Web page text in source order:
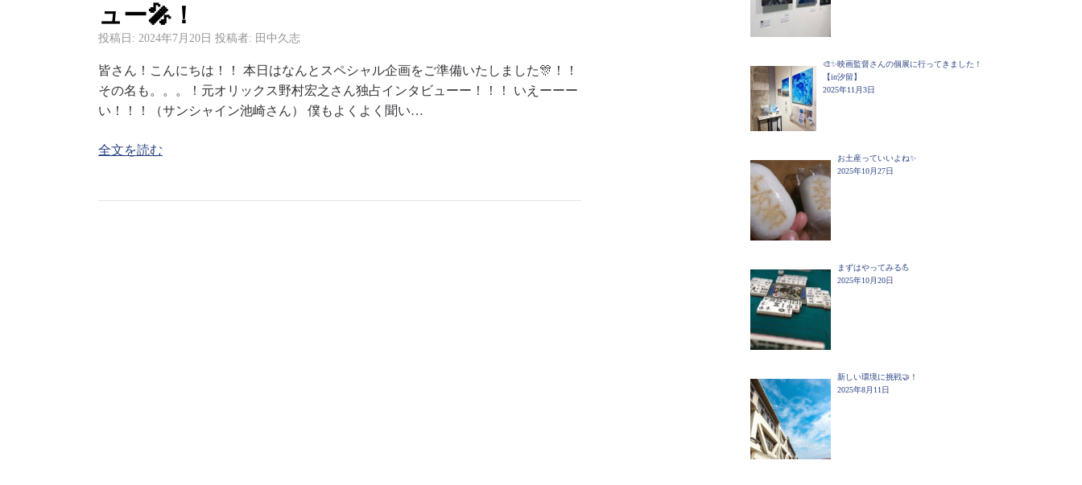
ュー🎤！
投稿日: 2024年7月20日 投稿者: 田中久志
皆さん！こんにちは！！ 本日はなんとスペシャル企画をご準備いたしました🎊！！
その名も。。。！元オリックス野村宏之さん独占インタビューー！！！ いえーーー
い！！！（サンシャイン池崎さん） 僕もよくよく聞い…
全文を読む
🎨✨映画監督さんの個展に行ってきました！
【in汐留】
2025年11月3日
お土産っていいよね✨
2025年10月27日
まずはやってみる💪
2025年10月20日
新しい環境に挑戦🤝！
2025年8月11日